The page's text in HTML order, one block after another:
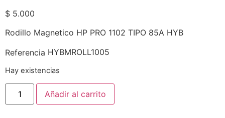
$ 5.000
Rodillo Magnetico HP PRO 1102 TIPO 85A HYB
Referencia HYBMROLL1005
Hay existencias
Añadir al carrito